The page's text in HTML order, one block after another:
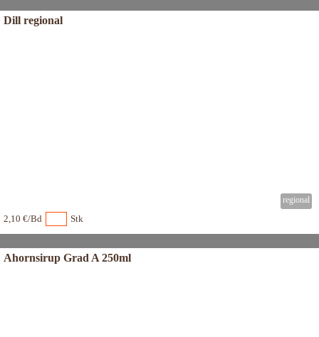
Dill regional
2,10 €/Bd Stk
Ahornsirup Grad A 250ml